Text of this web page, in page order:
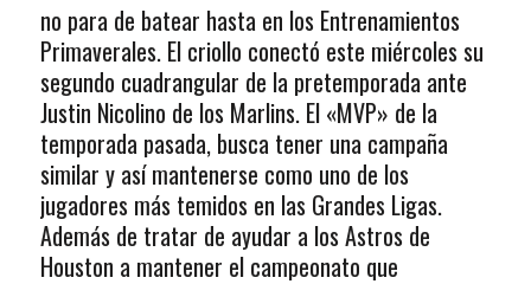
no para de batear hasta en los Entrenamientos
Primaverales. El criollo conectó este miércoles su
segundo cuadrangular de la pretemporada ante
Justin Nicolino de los Marlins. El «MVP» de la
temporada pasada, busca tener una campaña
similar y así mantenerse como uno de los
jugadores más temidos en las Grandes Ligas.
Además de tratar de ayudar a los Astros de
Houston a mantener el campeonato que